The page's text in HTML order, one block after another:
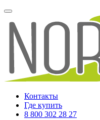
Контакты
Где купить
8 800 302 28 27